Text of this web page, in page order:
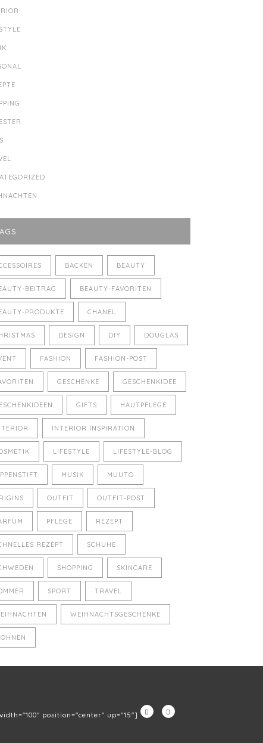
BACKEN BEAUTY
BEITRAG BEAUTY-FAVORITEN
PRODUKTE CHANEL
DESIGN DIY DOUGLAS
FASHION FASHION-POST
GESCHENKE GESCHENKIDEE
GIFTS HAUTPFLEGE
INTERIOR INSPIRATION
LIFESTYLE LIFESTYLE-BLOG
MUSIK MUUTO
OUTFIT OUTFIT-POST
PFLEGE REZEPT
REZEPT SCHUHE
SHOPPING SKINCARE
SPORT TRAVEL
WEIHNACHTSGESCHENKE
position="center" up="15"]